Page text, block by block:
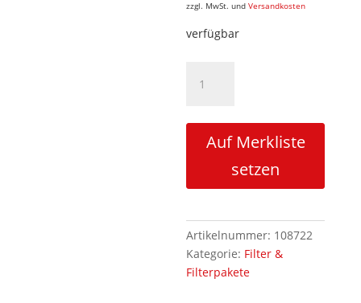
zzgl. MwSt. undVersandkosten
verfügbar
80821
Auf Merkliste
setzen
Artikelnummer: 108722
Kategorie: Filter &
Filterpakete